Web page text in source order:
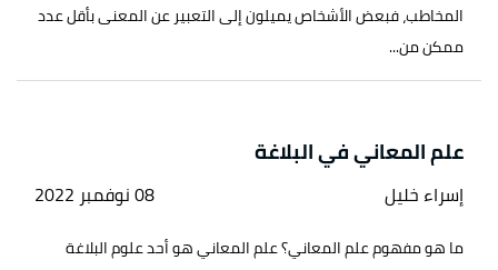
المخاطب، فبعض الأشخاص يميلون إلى التعبير عن المعنى بأقل عدد
ممكن من...
علم المعاني في البلاغة
إسراء خليل 08 نوفمبر 2022
ما هو مفهوم علم المعاني؟ علم المعاني هو أحد علوم البلاغة